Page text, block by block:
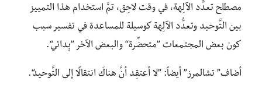
مصطلح تعدُّد الآلِهة، في وقت لاحِق، تمَّ استخدام هذا التمييز
بين التَّوحيد وتعدُّد الآلِهة كوسيلة للمساعدة في تفسير سبب
كون بعض المجتمعات ”متحضِّرة“ والبعض الآخر ”بِدائي“.
أضاف” تشالمرز” أيضاً: ”لا أعتقِد أنَّ هناكَ انتقالًا إلى التَّوحيد“.